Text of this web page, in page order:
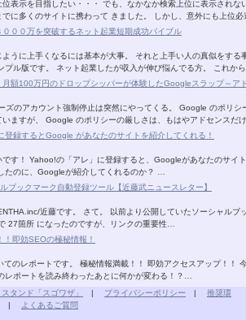
目指したい・・・ でも、なかなか検索上位に表示されない・・・。 そのようなお話をよく耳に
仕事上、これまでに多くのサイトに携わって きました。
０００万を突破するネット起業短期成功バイブル
手くなるには基本が大事。 それと上手い人の真似をする事。 ゼロから年収３０００万を稼ぎ出す宮川明
bookの無料サンプル版です。 ネット起業したが収入が伸び悩んでる方
月額100万円のドロップシッパーが体験したGoogleスラップ～ア
制停止は突然にやってくる。 Google のポリシーが非常に厳しいことは、 アドセンスなどで多くの方
に知られていていますが、 Google のポリシーの厳しさは、もはやアドセン
登録するとGoogle があなたのサイトを紹介してくれる！
れます！ Yahoo!の「アレ」とは？ 何故
ブックマーク自動登録ツール【近藤武ニュースレター】
していたソーシャルブックマークソフトがバージョンアップしました。 登録で
きるSBが全部で 27箇所 になったのですが、リンクの重要性…
！即効SEOの極秘情報！
アクセスアップ！！ 今すぐSEO対策！！ グーグルページランクもどんどん
る！？ このレポートを読み終わったあとに何かが変わる！？…
タンド「スゴワザ」 | プライバシーポリシー | 推奨環
| よくあるご質問